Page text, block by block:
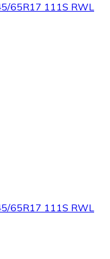
65R17 111S RWL
65R17 111S RWL